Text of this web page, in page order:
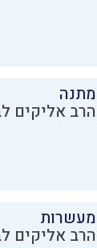
מתנה
הרב אליקים
מעשרות
הרב אליקים